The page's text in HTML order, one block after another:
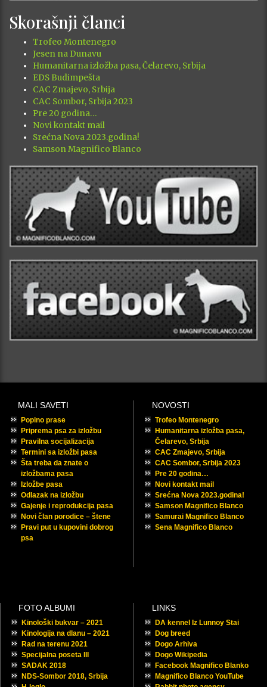
Skorašnji članci
Trofeo Montenegro
Jesen na Dunavu
Humanitarna izložba pasa, Čelarevo, Srbija
EDS Budimpešta
CAC Zmajevo, Srbija
CAC Sombor, Srbija 2023
Pre 20 godina…
Novi kontakt mail
Srećna Nova 2023.godina!
Samson Magnifico Blanco
MALI SAVETI
Popino prase
Priprema psa za izložbu
Pravilna socijalizacija
Termini sa izložbi pasa
Šta treba da znate o
izložbama pasa
Izložbe pasa
Odlazak na izložbu
Gajenje i reprodukcija pasa
Novi član porodice – štene
Pravi put u kupovini dobrog
psa
NOVOSTI
Trofeo Montenegro
Humanitarna izložba pasa,
Čelarevo, Srbija
CAC Zmajevo, Srbija
CAC Sombor, Srbija 2023
Pre 20 godina…
Novi kontakt mail
Srećna Nova 2023.godina!
Samson Magnifico Blanco
Samurai Magnifico Blanco
Sena Magnifico Blanco
FOTO ALBUMI
Kinološki bukvar – 2021
Kinologija na dlanu – 2021
Rad na terenu 2021
Specijalna poseta III
SADAK 2018
NDS-Sombor 2018, Srbija
LINKS
DA kennel Iz Lunnoy Stai
Dog breed
Dogo Arhiva
Dogo Wikipedia
Facebook Magnifico Blanko
Magnifico Blanco YouTube